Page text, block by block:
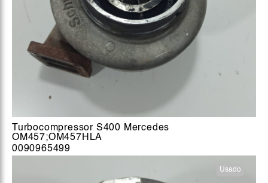
Turbocompressor S400 Mercedes
OM457;OM457HLA
0090965499
Usado